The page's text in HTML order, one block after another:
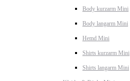
Body kurzarm Mini
Body langarm Mini
Hemd Mini
Shirts kurzarm Mini
Shirts langarm Mini